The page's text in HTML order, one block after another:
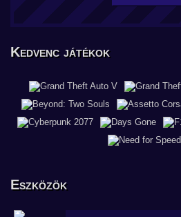
Kedvenc játékok
Eszközök